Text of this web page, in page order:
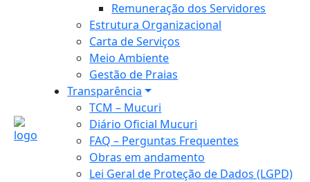
Remuneração dos Servidores
Estrutura Organizacional
Carta de Serviços
Meio Ambiente
Gestão de Praias
Transparência
TCM – Mucuri
Diário Oficial Mucuri
FAQ – Perguntas Frequentes
Obras em andamento
Lei Geral de Proteção de Dados (LGPD)